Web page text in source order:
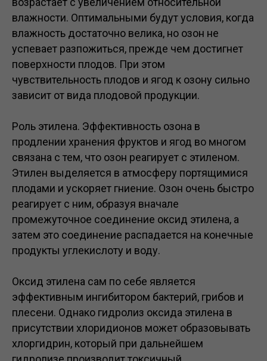
влажности. Оптимальными будут условия, когда
влажность достаточно велика, но озон не
успевает разпожиться, прежде чем достигнет
поверхности плодов. При этом
чувствительность плодов и ягод к озону сильно
зависит от вида плодовой продукции.
Роль этилена. Эффективность озона в
продлении хранения фруктов и ягод во многом
связана с тем, что озон реагирует с этиленом.
Этилен выделяется в атмосферу портящимися
плодами и ускоряет гниение. Озон очень быстро
реагирует с ним, образуя вначале
промежуточное соединение оксид этилена, а
затем это соединение распадается на конечные
продукты углекислоту и воду.
Оксид этилена сам по себе является
эффективным ингибитором бактерий, грибов и
плесени. Однако гидролиз оксида этилена в
присутствии хлоридионов может образовывать
хлоргидрин, который при дальнейшем